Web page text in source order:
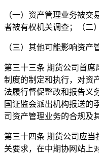
（一）资产管理业务被
者被有权机关调查；（二
（三）其他可能影响资产
第三十三条 期货公司首
制度的制定和执行，对资
法履行督促整改和报告义
国证监会派出机构报送的
司资产管理业务的合规及
第三十四条 期货公司应
关要求，在中期协网站上